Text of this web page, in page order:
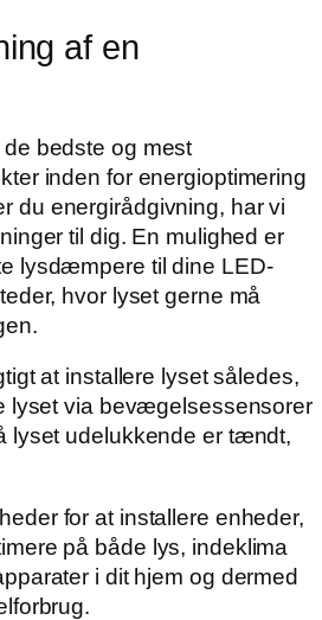
af en
bedste og mest
inden for energioptimering
du energirådgivning, har vi
til dig. En mulighed er
lysdæmpere til dine LED-
hvor lyset gerne må
at installere lyset således,
lyset via bevægelsessensorer
lyset udelukkende er tændt,
for at installere enheder,
på både lys, indeklima
i dit hjem og dermed